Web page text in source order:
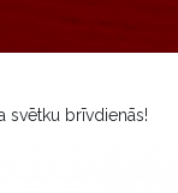
svētku brīvdienās!